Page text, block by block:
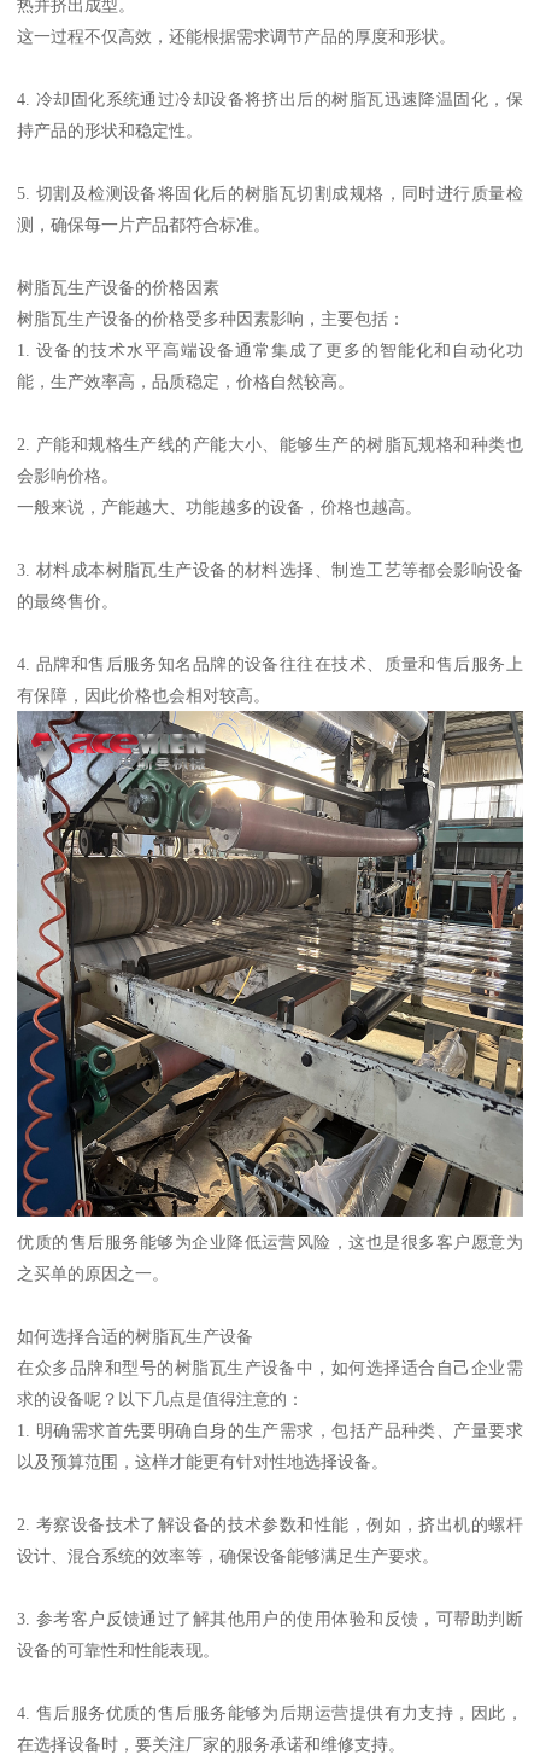
热并挤出成型。
这一过程不仅高效，还能根据需求调节产品的厚度和形状。
4. 冷却固化系统通过冷却设备将挤出后的树脂瓦迅速降温固化，保
持产品的形状和稳定性。
5. 切割及检测设备将固化后的树脂瓦切割成规格，同时进行质量检
测，确保每一片产品都符合标准。
树脂瓦生产设备的价格因素
树脂瓦生产设备的价格受多种因素影响，主要包括：
1. 设备的技术水平高端设备通常集成了更多的智能化和自动化功
能，生产效率高，品质稳定，价格自然较高。
2. 产能和规格生产线的产能大小、能够生产的树脂瓦规格和种类也
会影响价格。
一般来说，产能越大、功能越多的设备，价格也越高。
3. 材料成本树脂瓦生产设备的材料选择、制造工艺等都会影响设备
的最终售价。
4. 品牌和售后服务知名品牌的设备往往在技术、质量和售后服务上
有保障，因此价格也会相对较高。
优质的售后服务能够为企业降低运营风险，这也是很多客户愿意为
之买单的原因之一。
如何选择合适的树脂瓦生产设备
在众多品牌和型号的树脂瓦生产设备中，如何选择适合自己企业需
求的设备呢？以下几点是值得注意的：
1. 明确需求首先要明确自身的生产需求，包括产品种类、产量要求
以及预算范围，这样才能更有针对性地选择设备。
2. 考察设备技术了解设备的技术参数和性能，例如，挤出机的螺杆
设计、混合系统的效率等，确保设备能够满足生产要求。
3. 参考客户反馈通过了解其他用户的使用体验和反馈，可帮助判断
设备的可靠性和性能表现。
4. 售后服务优质的售后服务能够为后期运营提供有力支持，因此，
在选择设备时，要关注厂家的服务承诺和维修支持。